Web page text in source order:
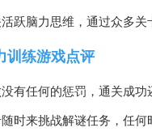
跃脑力思维，通过众多
训练游戏点评
有任何的惩罚，通关成功
时来挑战解谜任务，任何